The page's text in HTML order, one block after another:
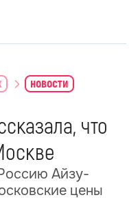
новости
что
Айзу-
цены